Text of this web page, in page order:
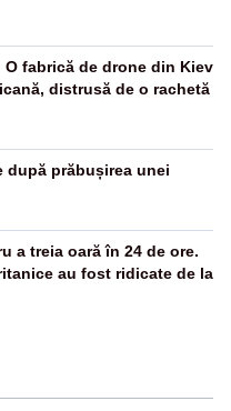
fabrică de drone din Kiev
distrusă de o rachetă
după prăbușirea unei
a treia oară în 24 de ore.
au fost ridicate de la